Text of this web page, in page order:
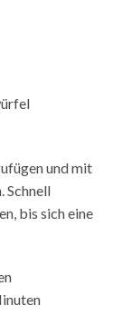
und mit
Schnell
bis sich eine